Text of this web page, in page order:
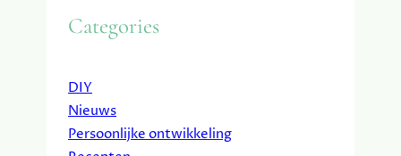
Categories
DIY
Nieuws
Persoonlijke ontwikkeling